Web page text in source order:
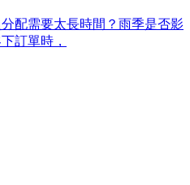
配需要太長時間？雨季是否影
訂單時，